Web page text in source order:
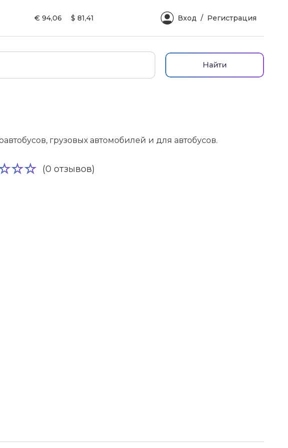
€ 94,06 $ 81,41 Вход Регистрация
Найти
грузовых автомобилей и для автобусов.
(0 отзывов)